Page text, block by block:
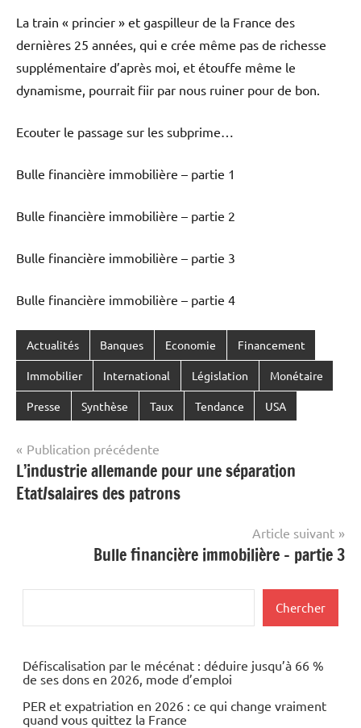
La train « princier » et gaspilleur de la France des
dernières 25 années, qui e crée même pas de richesse
supplémentaire d’après moi, et étouffe même le
dynamisme, pourrait fiir par nous ruiner pour de bon.
Ecouter le passage sur les subprime…
Bulle financière immobilière – partie 1
Bulle financière immobilière – partie 2
Bulle financière immobilière – partie 3
Bulle financière immobilière – partie 4
Actualités Banques Economie Financement
Immobilier International Législation Monétaire
Presse Synthèse Taux Tendance USA
Navigation
de
l’article
Publication précédente
L’industrie allemande pour une séparation
Etat/salaires des patrons
Article suivant
Bulle financière immobilière – partie 3
Chercher
Défiscalisation par le mécénat : déduire jusqu’à 66 %
de ses dons en 2026, mode d’emploi
PER et expatriation en 2026 : ce qui change vraiment
quand vous quittez la France